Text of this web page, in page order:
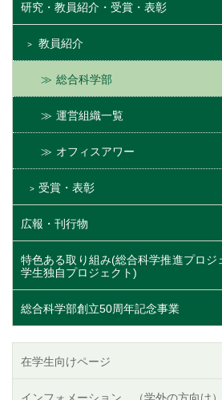
研究・教員紹介・受賞・表彰
教員紹介
総合科学部
運営組織一覧
オフィスアワー
受賞・表彰
広報・刊行物
特色ある取り組み(総合科学推進プロジ
学生独自プロジェクト)
総合科学部創立50周年記念事業
在学生向けページ